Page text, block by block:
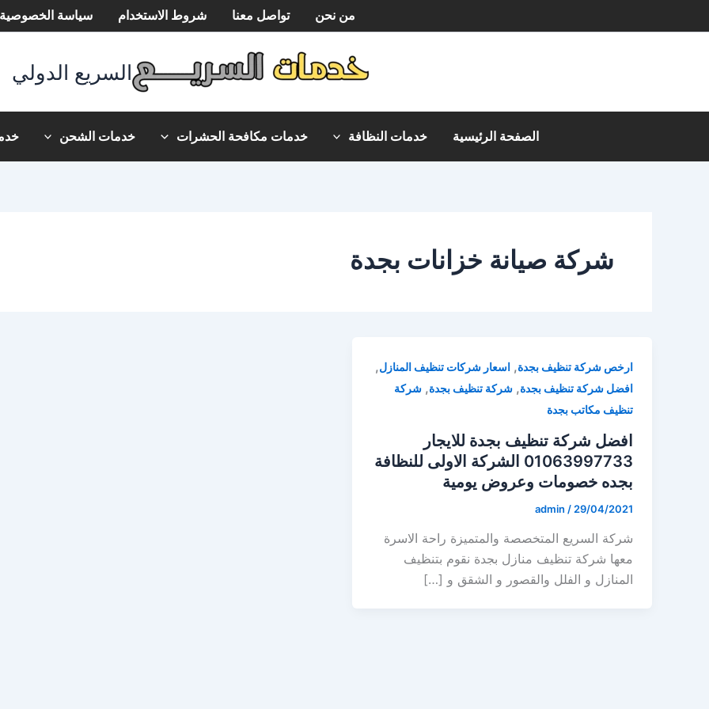
إلى
من نحن تواصل معنا شروط الاستخدام سياسة الخصوصية
السريع الدولي
الصفحة الرئيسية خدمات النظافة خدمات مكافحة الحشرات خدمات الشحن
شركة صيانة خزانات بجدة
ارخص شركة تنظيف بجدة, اسعار شركات تنظيف المنازل,
افضل شركة تنظيف بجدة, شركة تنظيف بجدة, شركة
تنظيف مكاتب بجدة
افضل شركة تنظيف بجدة للايجار
01063997733 الشركة الاولى للنظافة
بجده خصومات وعروض يومية
admin / 29/04/2021
شركة السريع المتخصصة والمتميزة راحة الاسرة
معها شركة تنظيف منازل بجدة نقوم بتنظيف
المنازل و الفلل والقصور و الشقق و […]